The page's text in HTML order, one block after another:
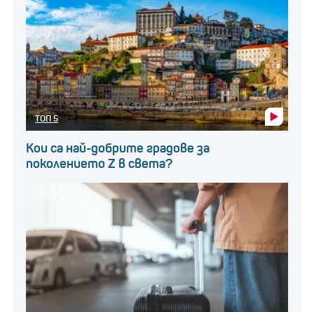
ТОП 5
Кои са най-добрите градове за
поколението Z в света?